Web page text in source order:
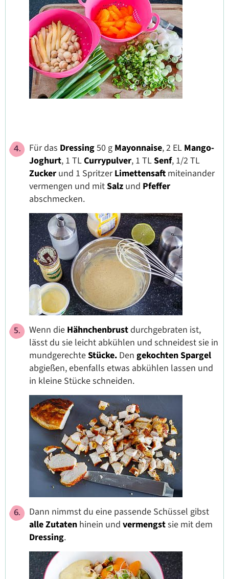
Für das Dressing50 g Mayonnaise, 2 EL Mango-
Joghurt, 1 TLCurrypulver, 1 TLSenf, 1/2 TL
Zucker und 1 SpritzerLimettensaft miteinander
vermengen und mitSalz und Pfeffer
abschmecken.
Wenn die Hähnchenbrustdurchgebraten ist,
lässt du sie leicht abkühlen und schneidest sie in
mundgerechteStücke. Den gekochtenSpargel
abgießen, ebenfalls etwas abkühlen lassen und
in kleine Stücke schneiden.
Dann nimmst du eine passende Schüssel gibst
alle Zutaten hinein und vermengstsie mit dem
Dressing.